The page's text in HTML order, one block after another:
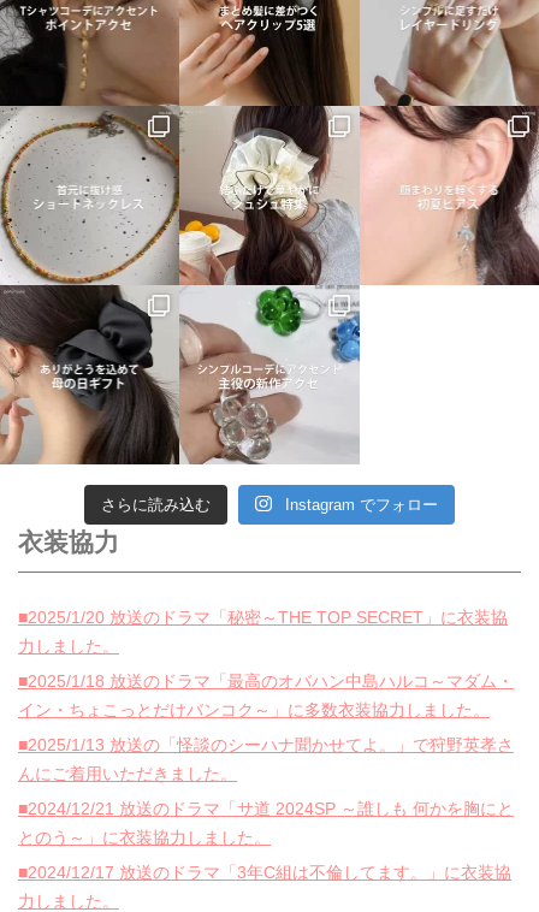
さらに読み込む Instagram でフォロー
衣装協力
■2025/1/20 放送のドラマ「秘密～THE TOP SECRET」に衣装協
力しました。
■2025/1/18 放送のドラマ「最高のオバハン中島ハルコ～マダム・
イン・ちょこっとだけバンコク～」に多数衣装協力しました。
■2025/1/13 放送の「怪談のシーハナ聞かせてよ。」で狩野英孝さ
んにご着用いただきました。
■2024/12/21 放送のドラマ「サ道 2024SP ～誰しも 何かを胸にと
とのう～」に衣装協力しました。
■2024/12/17 放送のドラマ「3年C組は不倫してます。」に衣装協
力しました。